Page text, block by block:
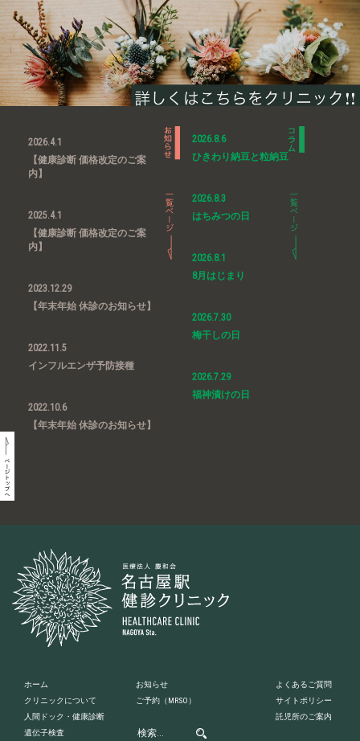
2026.4.1
【健康診断 価格改定のご案
内】
2025.4.1
【健康診断 価格改定のご案
内】
2023.12.29
【年末年始 休診のお知らせ】
2022.11.5
インフルエンザ予防接種
2022.10.6
【年末年始 休診のお知らせ】
2026.8.6
ひきわり納豆と粒納豆
2026.8.3
はちみつの日
2026.8.1
8月はじまり
2026.7.30
梅干しの日
2026.7.29
福神漬けの日
ホーム
クリニックについて
人間ドック・健康診断
遺伝子検査
お知らせ
ご予約 （MRSO）
よくあるご質問
サイトポリシー
託児所のご案内